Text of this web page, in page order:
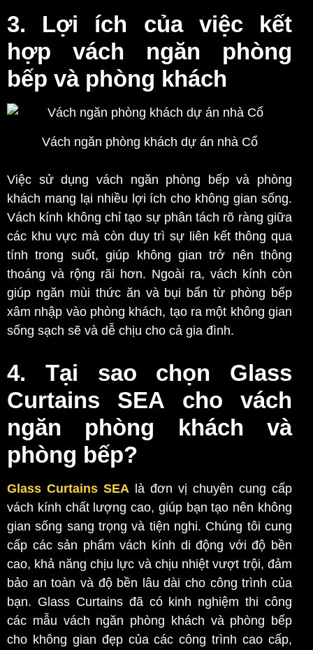
3. Lợi ích của việc kết
hợp vách ngăn phòng
bếp và phòng khách
Vách ngăn phòng khách dự án nhà Cổ
Việc sử dụng vách ngăn phòng bếp và phòng
khách mang lại nhiều lợi ích cho không gian sống.
Vách kính không chỉ tạo sự phân tách rõ ràng giữa
các khu vực mà còn duy trì sự liên kết thông qua
tính trong suốt, giúp không gian trở nên thông
thoáng và rộng rãi hơn. Ngoài ra, vách kính còn
giúp ngăn mùi thức ăn và bụi bẩn từ phòng bếp
xâm nhập vào phòng khách, tạo ra một không gian
sống sạch sẽ và dễ chịu cho cả gia đình.
4. Tại sao chọn Glass
Curtains SEA cho vách
ngăn phòng khách và
phòng bếp?
Glass Curtains SEA là đơn vị chuyên cung cấp
vách kính chất lượng cao, giúp bạn tạo nên không
gian sống sang trọng và tiện nghi. Chúng tôi cung
cấp các sản phẩm vách kính di động với độ bền
cao, khả năng chịu lực và chịu nhiệt vượt trội, đảm
bảo an toàn và độ bền lâu dài cho công trình của
bạn. Glass Curtains đã có kinh nghiệm thi công
các mẫu vách ngăn phòng khách và phòng bếp
cho không gian đẹp của các công trình cao cấp,